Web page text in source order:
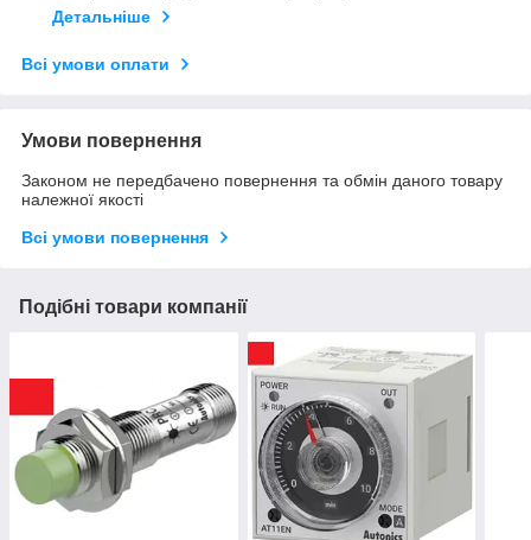
Детальніше
Всі умови оплати
Умови повернення
Законом не передбачено повернення та обмін даного товару
належної якості
Всі умови повернення
Подібні товари компанії